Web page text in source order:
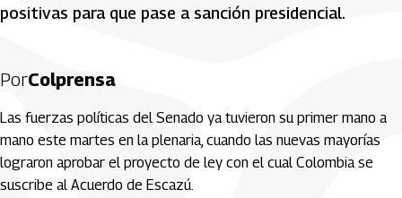
positivas para que pase a sanción presidencial.
PorColprensa
Las fuerzas políticas del Senado ya tuvieron su primer mano a
mano este martes en la plenaria, cuando las nuevas mayorías
lograron aprobar el proyecto de ley con el cual Colombia se
suscribe al Acuerdo de Escazú.